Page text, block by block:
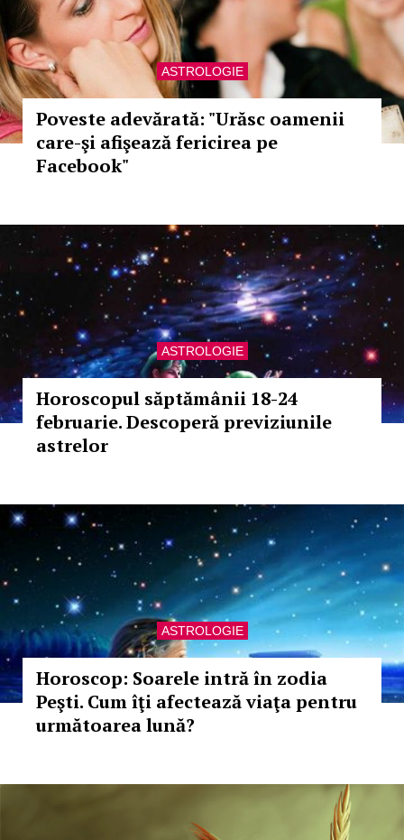
ASTROLOGIE
Poveste adevărată: "Urăsc oamenii
care-şi afişează fericirea pe
Facebook"
ASTROLOGIE
Horoscopul săptămânii 18-24
februarie. Descoperă previziunile
astrelor
ASTROLOGIE
Horoscop: Soarele intră în zodia
Peşti. Cum îţi afectează viaţa pentru
următoarea lună?